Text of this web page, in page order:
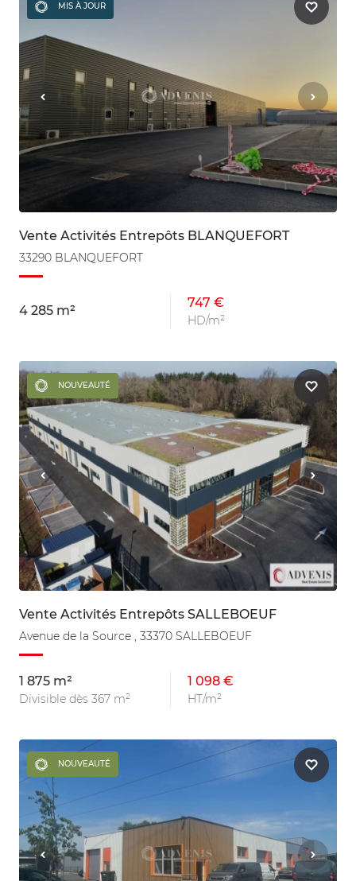
MIS À JOUR
Vente Activités Entrepôts BLANQUEFORT
33290 BLANQUEFORT
4 285 m²
747 €
HD/m²
NOUVEAUTÉ
Vente Activités Entrepôts SALLEBOEUF
Avenue de la Source , 33370 SALLEBOEUF
1 875 m²
Divisible dès 367 m²
1 098 €
HT/m²
NOUVEAUTÉ